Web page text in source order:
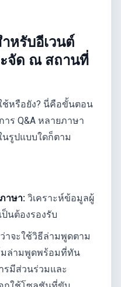
หรับอีเวนต์
จัด ณ สถานที่
หรือยัง? นี่คือขั้นตอน
ร Q&A หลายภาษา
รูปแบบใดก็ตาม
าษา: วิเคราะห์ข้อมูลผู้
นต้องรองรับ
าจะใช้วิธีล่ามพูดตาม
มล่ามพูดพร้อมที่ทัน
รมีส่วนร่วมและ